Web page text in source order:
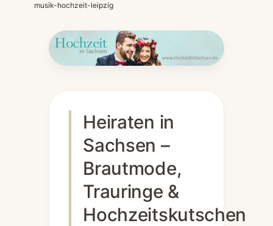
musik-hochzeit-leipzig
Heiraten in
Sachsen –
Brautmode,
Trauringe &
Hochzeitskutschen